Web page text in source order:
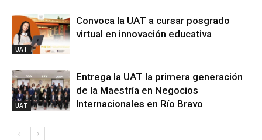
UAT
Convoca la UAT a cursar posgrado
virtual en innovación educativa
UAT
Entrega la UAT la primera generación
de la Maestría en Negocios
Internacionales en Río Bravo